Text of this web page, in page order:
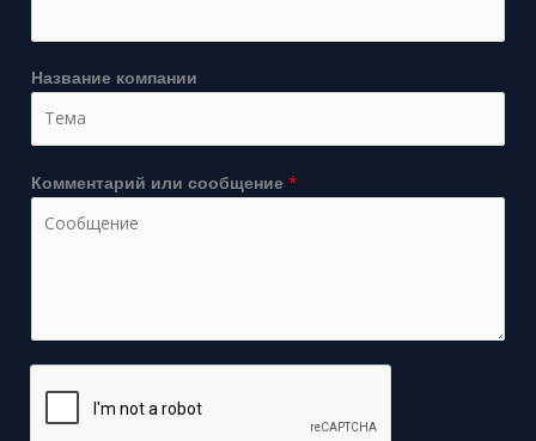
Название компании
Комментарий или сообщение *